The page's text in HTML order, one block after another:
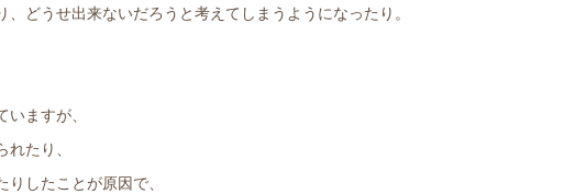
どうせ出来ないだろうと考えてしまうようになったり。
ますが、
たり、
したことが原因で、